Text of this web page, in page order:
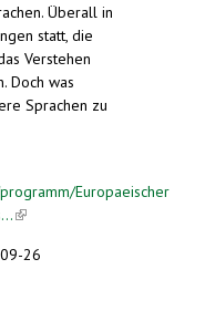
Überall in
statt, die
Verstehen
Doch was
Sprachen zu
Europaeischer
(link is external)
26